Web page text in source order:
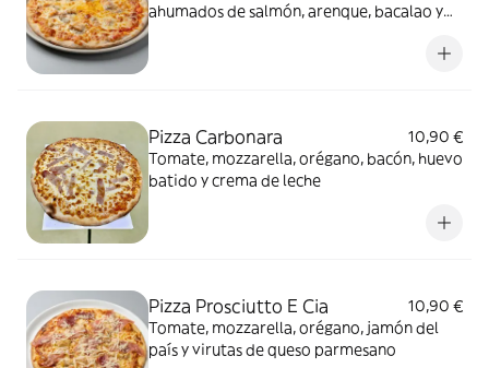
ahumados de salmón, arenque, bacalao y
Pizza Carbonara
10,90 €
Tomate, mozzarella, orégano, bacón, huevo
batido y crema de leche
Pizza Prosciutto E Cia
10,90 €
Tomate, mozzarella, orégano, jamón del
país y virutas de queso parmesano